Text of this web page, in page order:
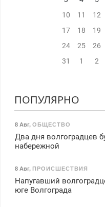
10
11 12
17
18 19
24
25 26
31
1 2
ПОПУЛЯРНО
8 Авг, ОБЩЕСТВО
Два дня волгоградцев
набережной
8 Авг, ПРОИСШЕСТВИЯ
Напугавший
юге Волгограда